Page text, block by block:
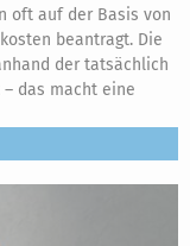
oft auf der Basis von
beantragt. Die
der tatsächlich
das macht eine